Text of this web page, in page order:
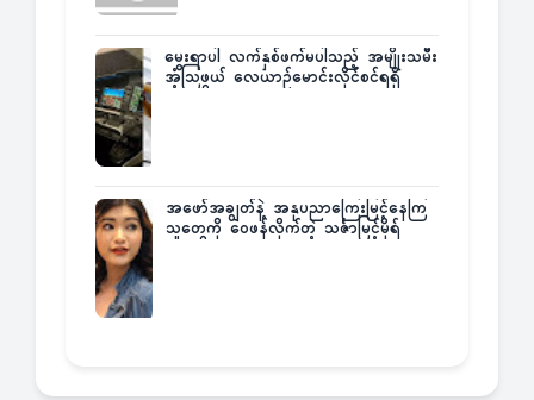
မွေးရာပါ လက်နှစ်ဖက်မပါသည့် အမျိုးသမီး
အံ့သြဖွယ် လေယာဉ်မောင်းလိုင်စင်ရရှိ
အဖော်အချွတ်နဲ့ အနုပညာကြေးမြင့်နေကြ
သူတွေကို ဝေဖန်လိုက်တဲ့ သင်္ဇာမြင့်မိုရ်